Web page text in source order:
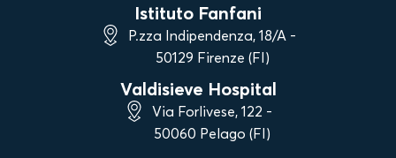
Istituto Fanfani
P.zza Indipendenza, 18/A -
50129 Firenze (FI)
Valdisieve Hospital
Via Forlivese, 122 -
50060 Pelago (FI)